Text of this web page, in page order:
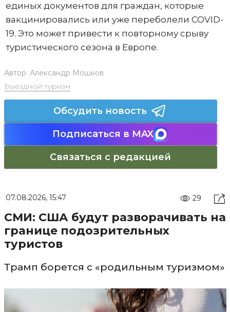
единых документов для граждан, которые
вакцинировались или уже переболели COVID-
19. Это может привести к повторному срыву
туристического сезона в Европе.
Автор: Александр Мошков
Выездной туризм
Обсудить новость
Подписаться в MAX
Связаться с редакцией
07.08.2026, 15:47 29
СМИ: США будут разворачивать на
границе подозрительных
туристов
Трамп борется с «родильным туризмом»